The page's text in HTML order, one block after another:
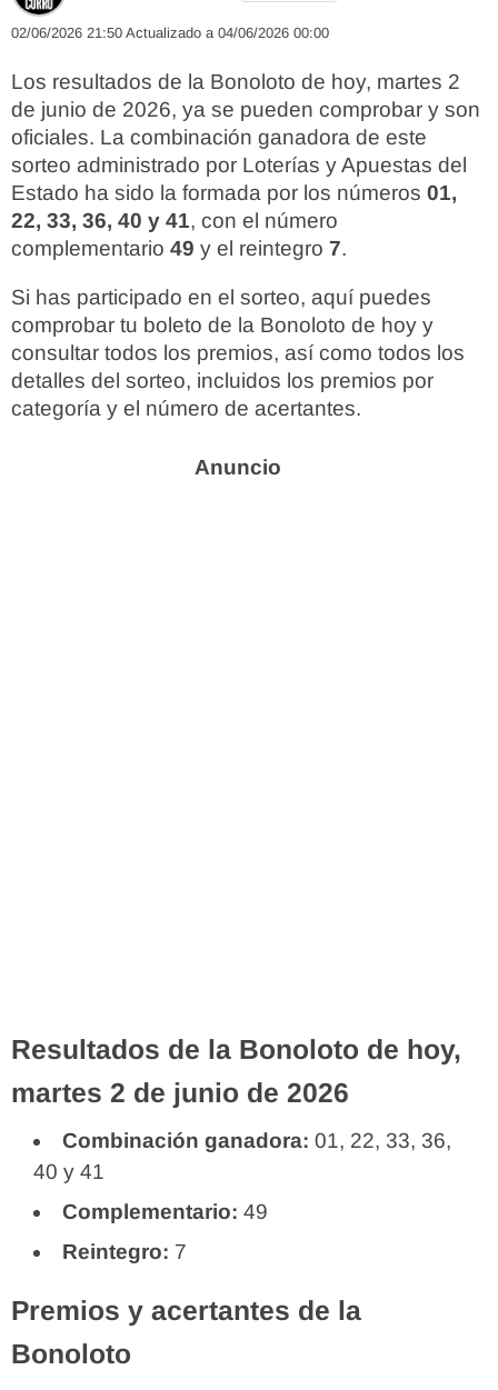
02/06/2026 21:50 Actualizado a 04/06/2026 00:00
Los resultados de la Bonoloto de hoy, martes 2
de junio de 2026, ya se pueden comprobar y son
oficiales. La combinación ganadora de este
sorteo administrado por Loterías y Apuestas del
Estado ha sido la formada por los números 01,
22, 33, 36, 40 y 41, con el número
complementario 49 y el reintegro 7.
Si has participado en el sorteo, aquí puedes
comprobar tu boleto de la Bonoloto de hoy y
consultar todos los premios, así como todos los
detalles del sorteo, incluidos los premios por
categoría y el número de acertantes.
Resultados de la Bonoloto de hoy,
martes 2 de junio de 2026
Combinación ganadora: 01, 22, 33, 36,
40 y 41
Complementario: 49
Reintegro: 7
Premios y acertantes de la
Bonoloto